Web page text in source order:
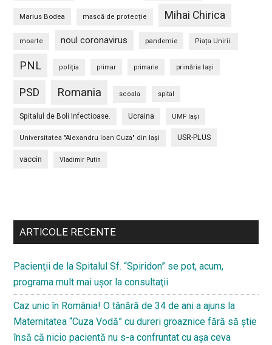
Marius Bodea mască de protecție Mihai Chirica
moarte noul coronavirus pandemie Piața Unirii.
PNL poliția primar primarie primăria Iași
PSD Romania scoala spital
Spitalul de Boli Infectioase. Ucraina UMF Iași
Universitatea "Alexandru Ioan Cuza" din Iaşi USR-PLUS
vaccin Vladimir Putin
secundara
ARTICOLE RECENTE
Pacienţii de la Spitalul Sf. “Spiridon” se pot, acum,
programa mult mai uşor la consultaţii
Caz unic în România! O tânără de 34 de ani a ajuns la
Maternitatea “Cuza Vodă” cu dureri groaznice fără să ştie
însă că nicio pacientă nu s-a confruntat cu așa ceva